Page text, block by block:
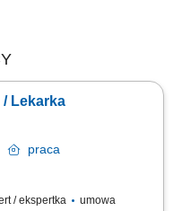
Lekarka
praca
/ ekspertka
umowa